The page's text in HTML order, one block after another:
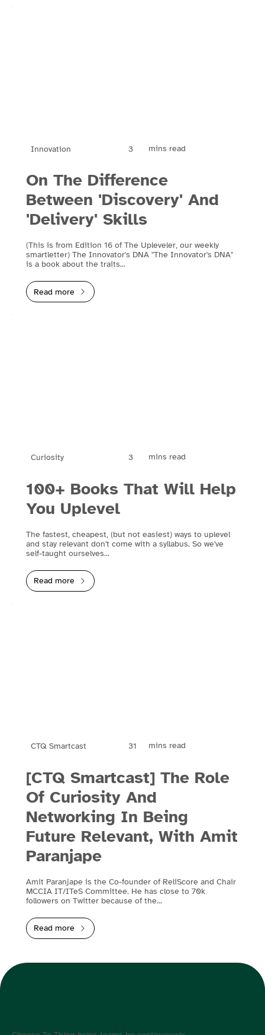
Innovation 3 mins read
On The Difference
Between 'Discovery' And
'Delivery' Skills
(This is from Edition 16 of The Upleveler, our weekly
smartletter) The Innovator's DNA "The Innovator's DNA"
is a book about the traits...
Read more
Curiosity 3 mins read
100+ Books That Will Help
You Uplevel
The fastest, cheapest, (but not easiest) ways to uplevel
and stay relevant don't come with a syllabus. So we've
self-taught ourselves...
Read more
CTQ Smartcast 31 mins read
[CTQ Smartcast] The Role
Of Curiosity And
Networking In Being
Future Relevant, With Amit
Paranjape
Amit Paranjape is the Co-founder of ReliScore and Chair
MCCIA IT/ITeS Committee. He has close to 70k
followers on Twitter because of the...
Read more